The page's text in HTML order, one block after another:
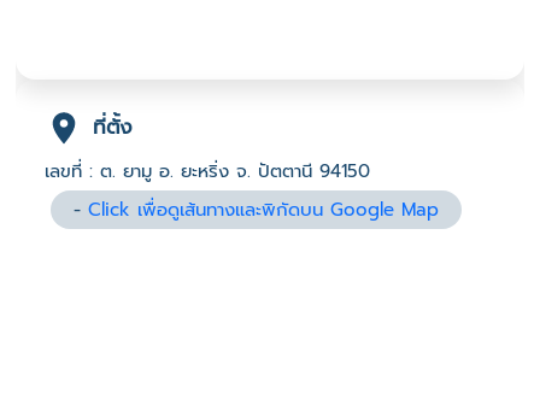
ที่ตั้ง
เลขที่ : ต. ยามู อ. ยะหริ่ง จ. ปัตตานี 94150
-Click เพื่อดูเส้นทางและพิกัดบน Google Map